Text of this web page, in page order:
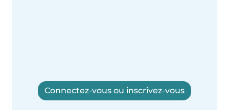
Connectez-vous ou inscrivez-vous